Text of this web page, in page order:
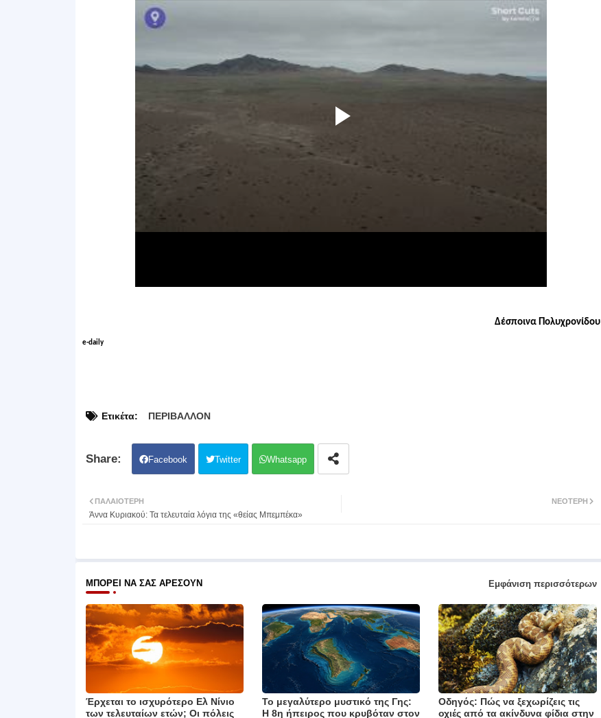
Δέσποινα Πολυχρονίδου
e-daily
Ετικέτα: ΠΕΡΙΒΑΛΛΟΝ
Facebook Twitter Whatsapp
ΝΕΌΤΕΡΗ
ΠΑΛΑΙΌΤΕΡΗ
Άννα Κυριακού: Τα τελευταία λόγια της «θείας Μπεμπέκα»
ΜΠΟΡΕΊ ΝΑ ΣΑΣ ΑΡΈΣΟΥΝ Εμφάνιση περισσότερων
Έρχεται το ισχυρότερο Ελ Νίνιο
των τελευταίων ετών; Οι πόλεις
Το μεγαλύτερο μυστικό της Γης:
Η 8η ήπειρος που κρυβόταν στον
Οδηγός: Πώς να ξεχωρίζεις τις
οχιές από τα ακίνδυνα φίδια στην